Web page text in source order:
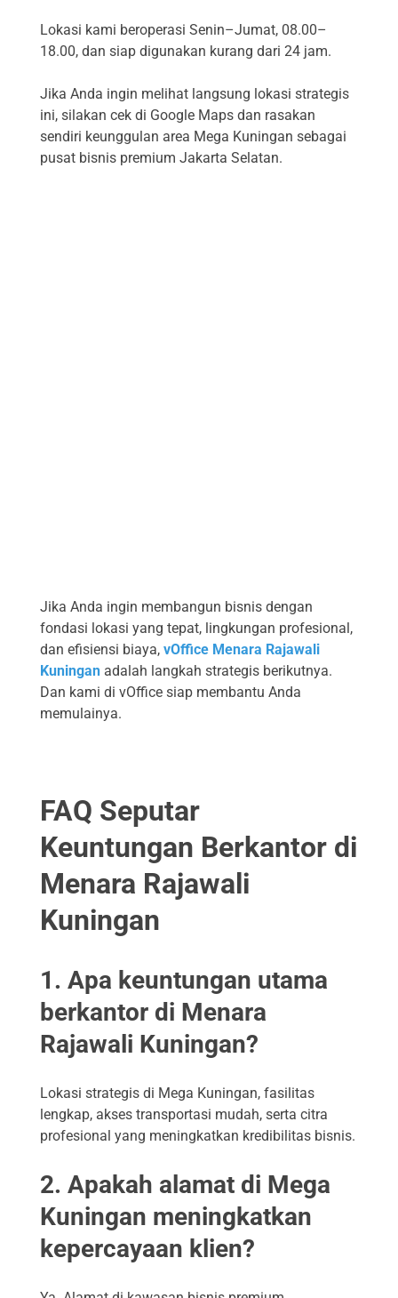
Lokasi kami beroperasi Senin–Jumat, 08.00–
18.00, dan siap digunakan kurang dari 24 jam.
Jika Anda ingin melihat langsung lokasi strategis
ini, silakan cek di Google Maps dan rasakan
sendiri keunggulan area Mega Kuningan sebagai
pusat bisnis premium Jakarta Selatan.
Jika Anda ingin membangun bisnis dengan
fondasi lokasi yang tepat, lingkungan profesional,
dan efisiensi biaya, vOffice Menara Rajawali
Kuningan adalah langkah strategis berikutnya.
Dan kami di vOffice siap membantu Anda
memulainya.
FAQ Seputar
Keuntungan Berkantor di
Menara Rajawali
Kuningan
1. Apa keuntungan utama
berkantor di Menara
Rajawali Kuningan?
Lokasi strategis di Mega Kuningan, fasilitas
lengkap, akses transportasi mudah, serta citra
profesional yang meningkatkan kredibilitas bisnis.
2. Apakah alamat di Mega
Kuningan meningkatkan
kepercayaan klien?